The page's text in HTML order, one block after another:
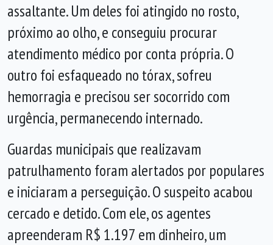
assaltante. Um deles foi atingido no rosto,
próximo ao olho, e conseguiu procurar
atendimento médico por conta própria. O
outro foi esfaqueado no tórax, sofreu
hemorragia e precisou ser socorrido com
urgência, permanecendo internado.
Guardas municipais que realizavam
patrulhamento foram alertados por populares
e iniciaram a perseguição. O suspeito acabou
cercado e detido. Com ele, os agentes
apreenderam R$ 1.197 em dinheiro, um